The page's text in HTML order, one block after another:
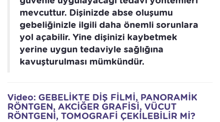
mevcuttur. Dişinizde abse oluşumu
gebeliğinizle ilgili daha önemli sorunlara
yol açabilir. Yine dişinizi kaybetmek
yerine uygun tedaviyle sağlığına
kavuşturulması mümkündür.
Video: GEBELİKTE DİŞ FİLMİ, PANORAMİK
RÖNTGEN, AKCİĞER GRAFİSİ, VÜCUT
RÖNTGENİ, TOMOGRAFİ ÇEKİLEBİLİR Mİ?